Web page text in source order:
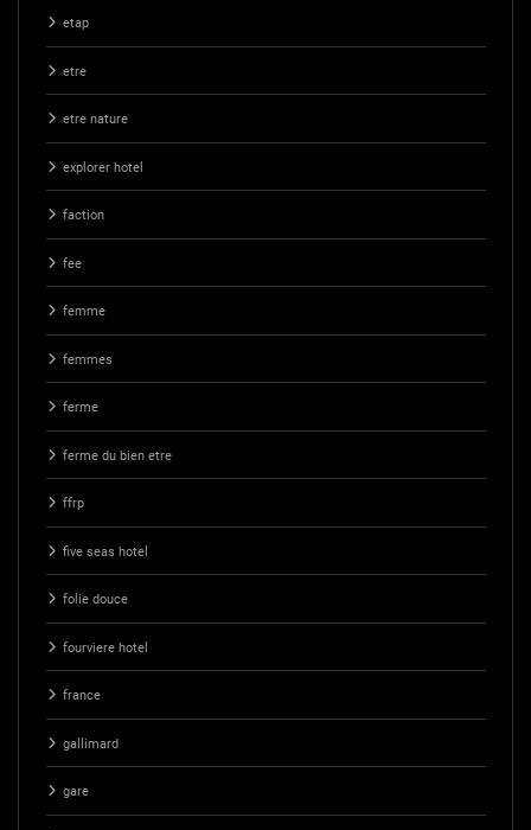
etap
etre
etre nature
explorer hotel
faction
fee
femme
femmes
ferme
ferme du bien etre
ffrp
five seas hotel
folie douce
fourviere hotel
france
gallimard
gare